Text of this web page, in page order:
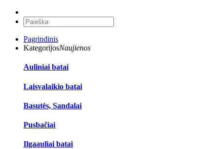
Pagrindinis
KategorijosNaujienos
Auliniai batai
Laisvalaikio batai
Basutės, Sandalai
Pusbačiai
Ilgaauliai batai